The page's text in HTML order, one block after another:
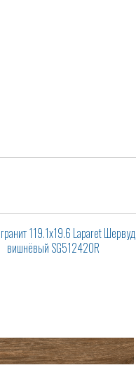
119.1x19.6 Laparet Шервуд
вишнёвый SG512420R